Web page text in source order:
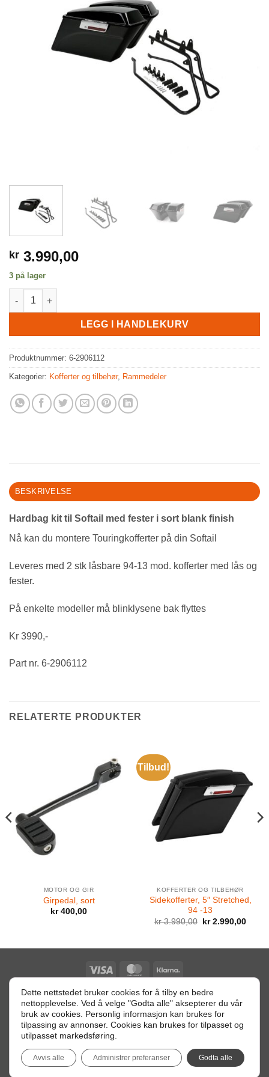
kr 3.990,00
3 på lager
Sidekofferter for 84-13 Softail m/fester, 94-13 type kofferter
LEGG I HANDLEKURV
Produktnummer: 6-2906112
Kategorier: Kofferter og tilbehør, Rammedeler
BESKRIVELSE
Hardbag kit til Softail med fester i sort blank finish
Nå kan du montere Touringkofferter på din Softail
Leveres med 2 stk låsbare 94-13 mod. kofferter med lås og
fester.
På enkelte modeller må blinklysene bak flyttes
Kr 3990,-
Part nr. 6-2906112
RELATERTE PRODUKTER
MOTOR OG GIR
Girpedal, sort
kr400,00
Tilbud!
KOFFERTER OG TILBEHØR
Sidekofferter, 5″ Stretched,
94 -13
kr3.990,00
Opprinnelig
kr2.990,00
Visa MasterCard
Retur betingelser
Orgnr: 996113299 MVA - Heggstadmoen 2, 7080 HEIMDAL -
Dette nettstedet bruker cookies for å tilby en bedre
nettopplevelse. Ved å velge "Godta alle" aksepterer du vår
bruk av cookies. Personlig informasjon kan brukes for
tilpassing av annonser. Cookies kan brukes for tilpasset og
utilpasset markedsføring.
Godta alle
Avvis alle Administrer preferanser